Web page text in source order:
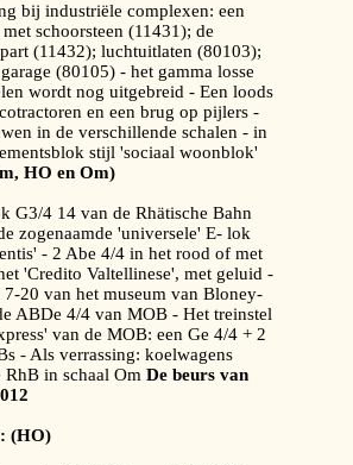
bij industriële complexen: een
schoorsteen (11431); de
(11432); luchtuitlaten (80103);
(80105) - het gamma losse
wordt nog uitgebreid - Een loods
en een brug op pijlers -
in de verschillende schalen - in
stijl 'sociaal woonblok'
HO en Om)
G3/4 14 van de Rhätische Bahn
zogenaamde 'universele' E- lok
- 2 Abe 4/4 in het rood of met
'Credito Valtellinese', met geluid -
7-20 van het museum van Bloney-
ABDe 4/4 van MOB - Het treinstel
van de MOB: een Ge 4/4 + 2
- Als verrassing: koelwagens
RhB in schaal Om De beurs van
(HO)